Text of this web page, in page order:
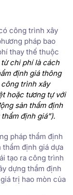
công trình xây
pháp bao
thay thế thuộc
chi phí là cách
định giá thông
trình xây
hoặc tương tự với
sản thẩm định
định giá”).
pháp thẩm định
định giá dựa
tạo ra công trình
dựng thẩm định
trị hao mòn của